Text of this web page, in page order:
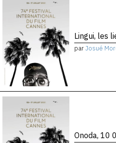
Lingui, les
parJosué
Onoda, 10